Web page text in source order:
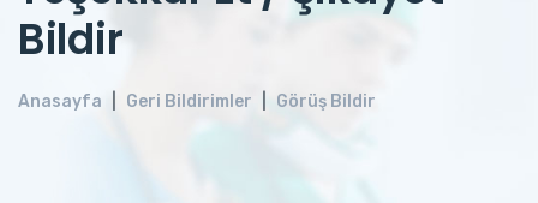
Bildir
Anasayfa Geri Bildirimler Görüş Bildir